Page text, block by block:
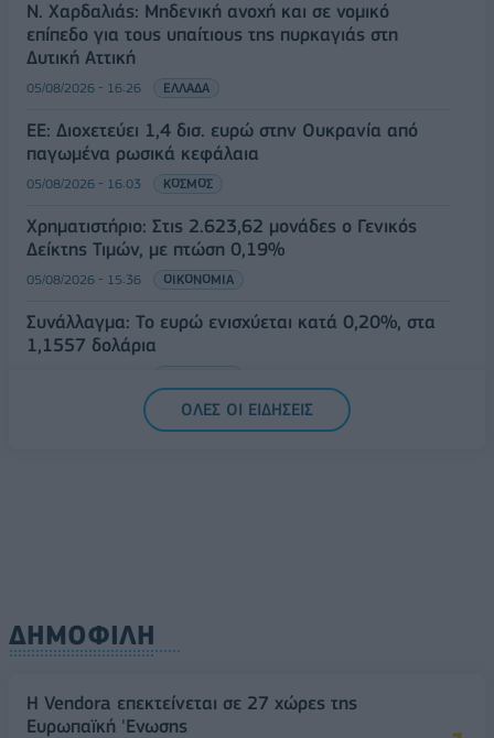
Ν. Χαρδαλιάς: Μηδενική ανοχή και σε νομικό
επίπεδο για τους υπαίτιους της πυρκαγιάς στη
Δυτική Αττική
05/08/2026 - 16:26 ΕΛΛΑΔΑ
ΕΕ: Διοχετεύει 1,4 δισ. ευρώ στην Ουκρανία από
παγωμένα ρωσικά κεφάλαια
05/08/2026 - 16:03 ΚΟΣΜΟΣ
Χρηματιστήριο: Στις 2.623,62 μονάδες ο Γενικός
Δείκτης Τιμών, με πτώση 0,19%
05/08/2026 - 15:36 ΟΙΚΟΝΟΜΙΑ
Συνάλλαγμα: Το ευρώ ενισχύεται κατά 0,20%, στα
1,1557 δολάρια
ΟΛΕΣ ΟΙ ΕΙΔΗΣΕΙΣ
ΔΗΜΟΦΙΛΗ
Η Vendora επεκτείνεται σε 27 χώρες της
Ευρωπαϊκή 'Ενωσης